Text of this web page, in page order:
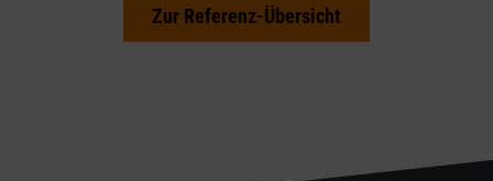
Zur Referenz-Übersicht